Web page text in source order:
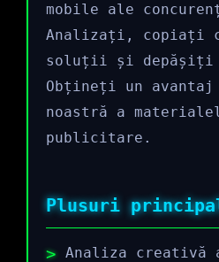
mobile ale
Analizați, copiați
soluții și depășiți
Obțineți un avantaj
noastră a
publicitare.
Plusuri
Analiza creativă